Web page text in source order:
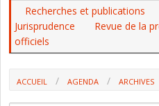
Recherches et publications
Jurisprudence
Revue de la
officiels
ACCUEIL AGENDA
ARCHIVES